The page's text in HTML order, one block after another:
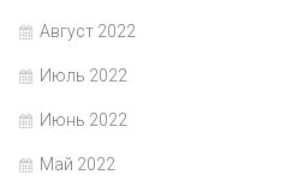
Август 2022
Июль 2022
Июнь 2022
Май 2022